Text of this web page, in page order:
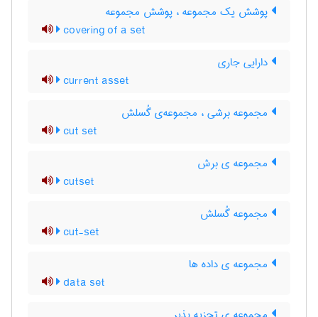
پوشش یک مجموعه ، پوشش مجموعه
covering of a set
دارایی جاری
current asset
مجموعه برشی ، مجموعه‌ی گُسلش
cut set
مجموعه ی برش
cutset
مجموعه گُسلش
cut-set
مجموعه ی داده ها
data set